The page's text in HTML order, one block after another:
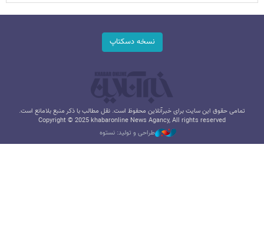
نسخه دسکتاپ
تمامی حقوق این سایت برای خبرآنلاین محفوظ است. نقل مطالب با ذکر منبع بلامانع است.
Copyright © 2025 khabaronline News Agancy, All rights reserved
طراحی و تولید: نستوه